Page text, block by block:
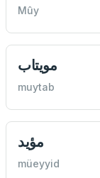
Mûy
مویتاب
muytab
مؤید
müeyyid